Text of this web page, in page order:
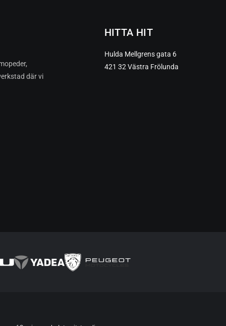
där vi
HITTA HIT
Hulda Mellgrens gata 6
421 32 Västra Frölunda